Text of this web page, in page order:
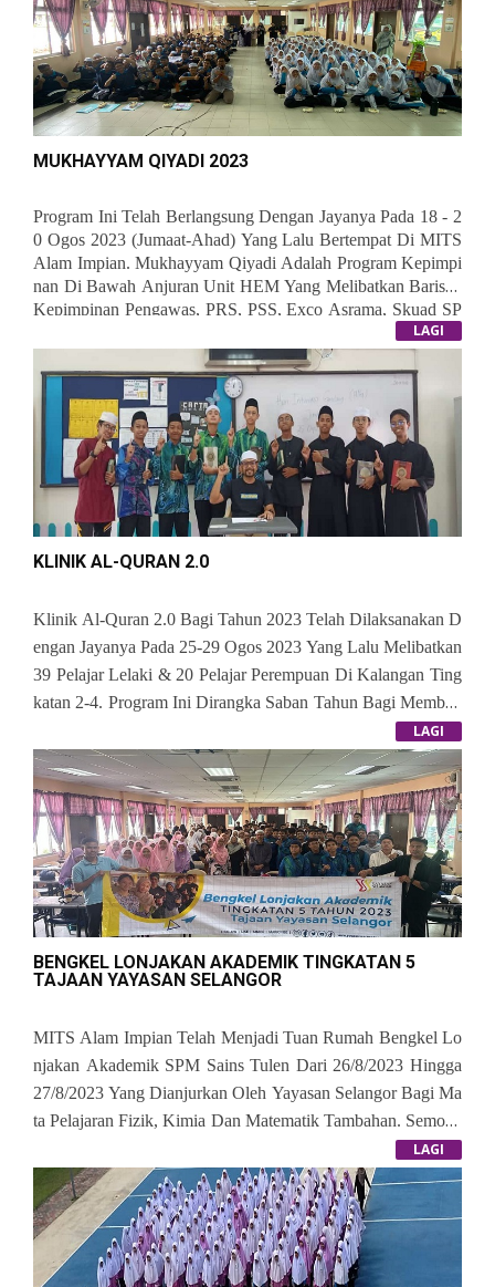
MUKHAYYAM QIYADI 2023
Program Ini Telah Berlangsung Dengan Jayanya Pada 18 - 2
0 Ogos 2023 (Jumaat-Ahad) Yang Lalu Bertempat Di MITS
Alam Impian. Mukhayyam Qiyadi Adalah Program Kepimpi
Nan Di Bawah Anjuran Unit HEM Yang Melibatkan Barisan
Kepimpinan Pengawas, PRS, PSS, Exco Asrama, Skuad SP
BT Dan Ketua Kelas. Semenjak PKP Melanda Program Ini
Telah Terhenti Beberapa Tahun Dan Dengan Izin Allah Tahu
N 2023 Ia Berjaya Dilaksanakan Semula.Riak Wajah Para Pe
Serta Menzahirkan Keterujaan Dan Semangat Yang Luar Bia
Sa Sepanjang Mukhayyam Selama 3hari 2 Malam Ini. Harapa
N Kepada Para Peserta Agar Dapat Merealisasikan Segala Il
Mu Dan Pengalaman Yang Diperolehi Bersama Waja Consult
Ant.
LAGI
KLINIK AL-QURAN 2.0
Klinik Al-Quran 2.0 Bagi Tahun 2023 Telah Dilaksanakan D
Engan Jayanya Pada 25-29 Ogos 2023 Yang Lalu Melibatkan
39 Pelajar Lelaki & 20 Pelajar Perempuan Di Kalangan Ting
Katan 2-4. Program Ini Dirangka Saban Tahun Bagi Memban
Tu Pelajar-Pelajar Terpilih Untuk Menyelesaikan Sukatan Haf
Azan Bagi Tahun Semasa. Tahniah & Syabas Kepada Semua
Guru & Pelajar Yang Terlibat.
LAGI
BENGKEL LONJAKAN AKADEMIK TINGKATAN 5
TAJAAN YAYASAN SELANGOR
MITS Alam Impian Telah Menjadi Tuan Rumah Bengkel Lo
Njakan Akademik SPM Sains Tulen Dari 26/8/2023 Hingga
27/8/2023 Yang Dianjurkan Oleh Yayasan Selangor Bagi Ma
Ta Pelajaran Fizik, Kimia Dan Matematik Tambahan. Semoga
Calon-Calon SPM 2023 Mendapat Manfaat Dan Mempraktik
Kan Tips Dan Ilmu Daripada Bengkel-Bengkel Yang Telah D
Ilaksanakan.
LAGI